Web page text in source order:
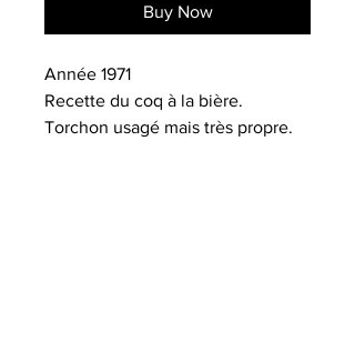
Buy Now
Année 1971
Recette du coq à la bière.
Torchon usagé mais très propre.